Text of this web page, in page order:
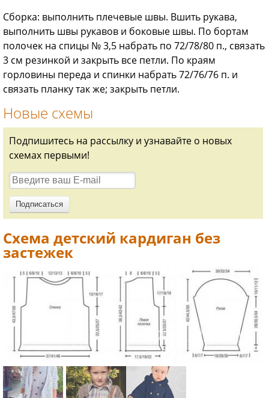
Сборка: выполнить плечевые швы. Вшить рукава,
выполнить швы рукавов и боковые швы. По бортам
полочек на спицы № 3,5 набрать по 72/78/80 п., связать
3 см резинкой и закрыть все петли. По краям
горловины переда и спинки набрать 72/76/76 п. и
связать планку так же; закрыть петли.
Новые схемы
Подпишитесь на рассылку и узнавайте о новых
схемах первыми!
Схема детский кардиган без
застежек